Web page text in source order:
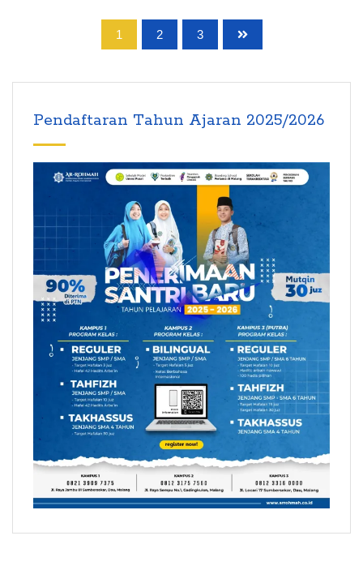
1 2 3
Pendaftaran Tahun Ajaran 2025/2026